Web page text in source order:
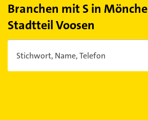
Branchen mit S in
Stadtteil Voosen
Stichwort, Name, Telefon